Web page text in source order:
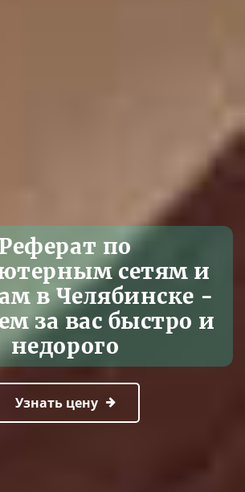
Реферат по
сетям и
в Челябинске -
за вас быстро и
недорого
Узнать цену